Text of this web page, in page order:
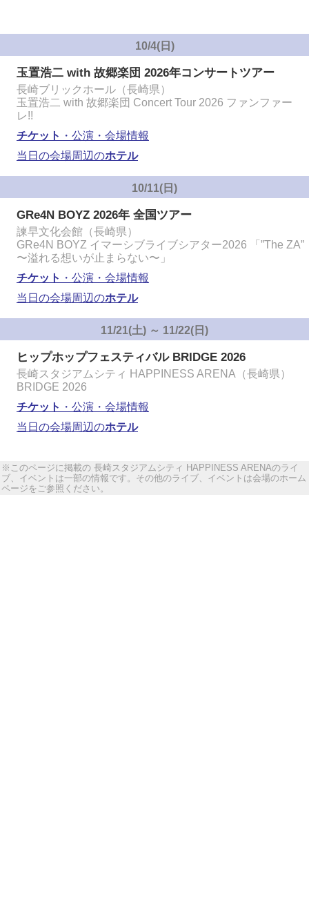
10/4(日)
玉置浩二 with 故郷楽団 2026年コンサートツアー
長崎ブリックホール（長崎県）
玉置浩二 with 故郷楽団 Concert Tour 2026 ファンファー
レ!!
チケット ・公演・会場情報
当日の会場周辺のホテル
10/11(日)
GRe4N BOYZ 2026年 全国ツアー
諫早文化会館（長崎県）
GRe4N BOYZ イマーシブライブシアター2026 「”The ZA”
〜溢れる想いが止まらない〜」
チケット ・公演・会場情報
当日の会場周辺のホテル
11/21(土) ～ 11/22(日)
ヒップホップフェスティバル BRIDGE 2026
長崎スタジアムシティ HAPPINESS ARENA（長崎県）
BRIDGE 2026
チケット ・公演・会場情報
当日の会場周辺のホテル
※このページに掲載の 長崎スタジアムシティ HAPPINESS ARENAのライ
ブ、イベントは一部の情報です。その他のライブ、イベントは会場のホーム
ページをご参照ください。